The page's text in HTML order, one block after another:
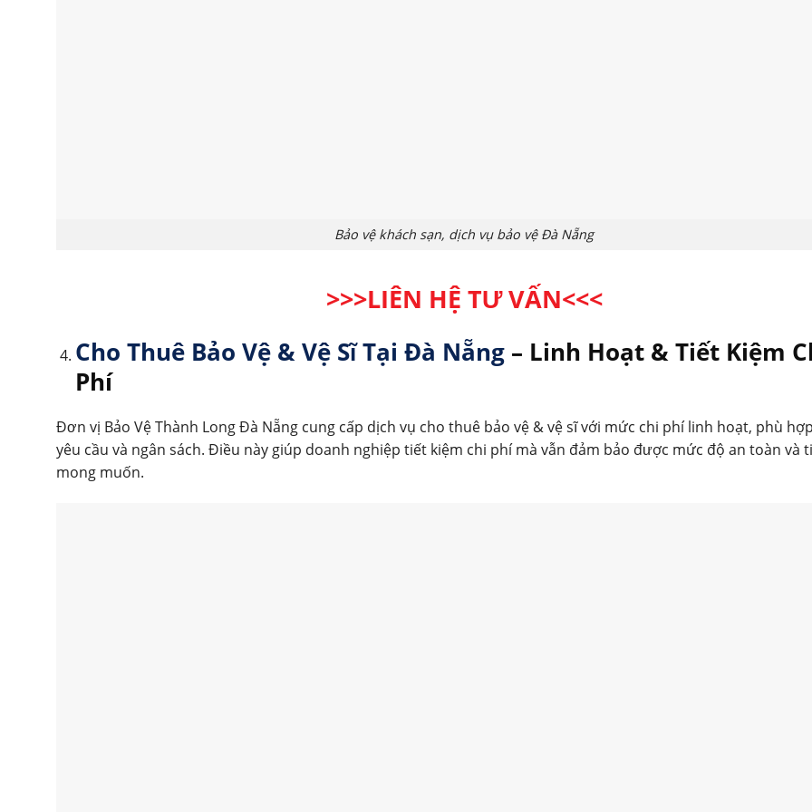
Bảo vệ khách sạn, dịch vụ bảo vệ Đà Nẵng
>>>LIÊN HỆ TƯ VẤN<<<
Cho Thuê Bảo Vệ & Vệ Sĩ Tại Đà Nẵng– Linh Hoạt & Tiết Kiệm
Phí
Đơn vị Bảo Vệ Thành Long Đà Nẵng cung cấp dịch vụ cho thuê bảo vệ & vệ sĩ với mức chi phí linh hoạt, phù
yêu cầu và ngân sách. Điều này giúp doanh nghiệp tiết kiệm chi phí mà vẫn đảm bảo được mức độ an toàn và
mong muốn.